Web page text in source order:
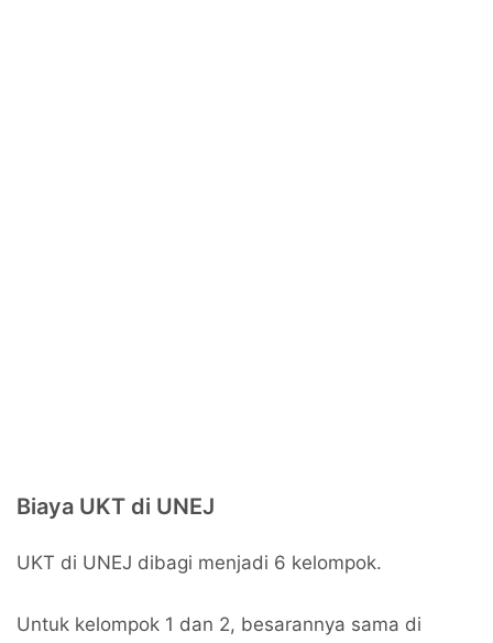
Biaya UKT di UNEJ
UKT di UNEJ dibagi menjadi 6 kelompok.
Untuk kelompok 1 dan 2, besarannya sama di